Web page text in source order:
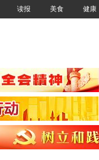
读报 美食 健康